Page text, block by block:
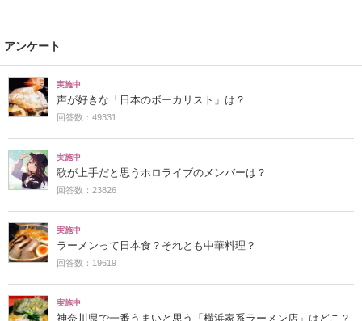
アンケート
実施中
声が好きな「日本のボーカリスト」は？
回答数：49331
実施中
歌が上手だと思うホロライブのメンバーは？
回答数：23826
実施中
ラーメンって日本食？それとも中華料理？
回答数：19619
実施中